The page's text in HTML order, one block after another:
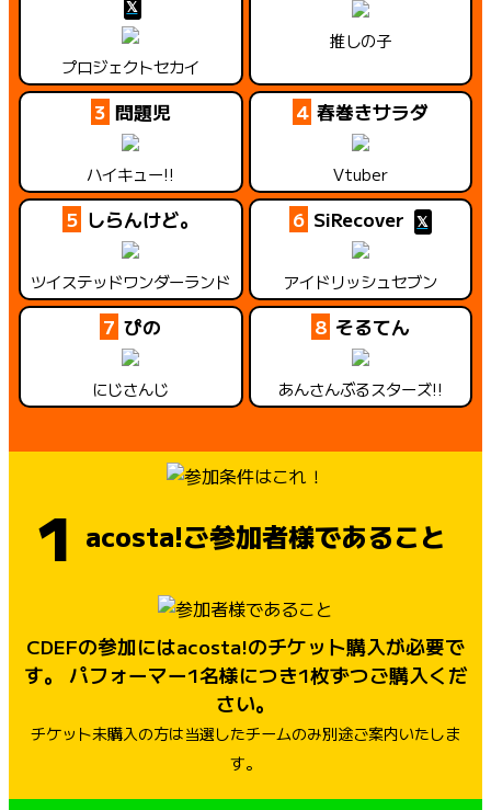
プロジェクトセカイ
推しの子
3 問題児
ハイキュー!!
4 春巻きサラダ
Vtuber
5 しらんけど。
ツイステッドワンダーランド
6 SiRecover
アイドリッシュセブン
7 ぴの
にじさんじ
8 そるてん
あんさんぶるスターズ!!
1 acosta!ご参加者様であること
CDEFの参加にはacosta!のチケット購入が必要で
す。 パフォーマー1名様につき1枚ずつご購入くだ
さい。
チケット未購入の方は当選したチームのみ別途ご案内いたしま
す。